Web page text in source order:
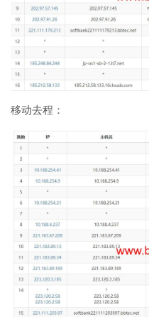
移动去程：